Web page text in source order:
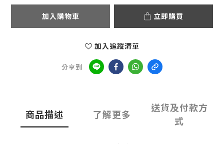
加入購物車 立即購買
加入追蹤清單
分享到
商品描述 了解更多
送貨及付款方
式